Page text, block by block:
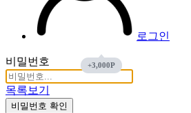
로그인
비밀번호
목록보기
비밀번호 확인